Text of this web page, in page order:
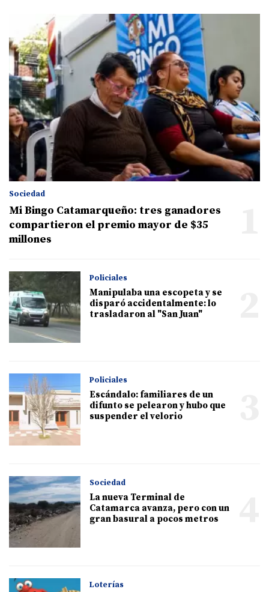
Sociedad
Mi Bingo Catamarqueño: tres ganadores
compartieron el premio mayor de $35
millones
Policiales
Manipulaba una escopeta y se
disparó accidentalmente: lo
trasladaron al "San Juan"
Policiales
Escándalo: familiares de un
difunto se pelearon y hubo que
suspender el velorio
Sociedad
La nueva Terminal de
Catamarca avanza, pero con un
gran basural a pocos metros
Loterías